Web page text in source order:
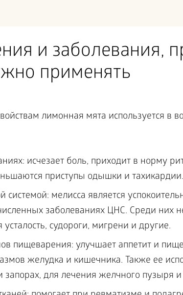
и заболевания,
применять
лимонная мята используется в
исчезает боль, приходит в норму
приступы одышки и тахикардии.
системой: мелисса является
заболеваниях ЦНС. Среди них
судороги, мигрени и другие.
пищеварения: улучшает аппетит и
желудка и кишечника. Также ее
запорах, для лечения желчного пузыря